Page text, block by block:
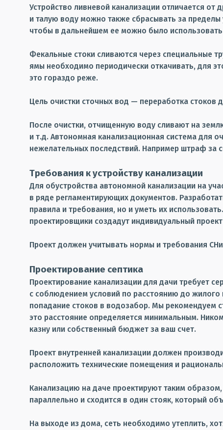
Устройство ливневой канализации отличается
и талую воду можно также сбрасывать за
чтобы в дальнейшем ее можно было использовать
Фекальные стоки сливаются через специальные
ямы необходимо периодически откачивать, для
это гораздо реже.
Цель очистки сточных вод — переработка стоков
После очистки, отчищенную воду сливают на
и т.д. Автономная канализационная система для
нежелательных последствий. Например штраф за
Требования к устройству канализации
Для обустройства автономной канализации на
в ряде регламентирующих документов.
правила и требования, но и уметь их
проектировщики создадут индивидуальный
Проект должен учитывать нормы и требования
Проектирование септика
Проектирование канализации для дачи требует
с соблюдением условий по расстоянию до
попадание стоков в водозабор. Мы рекомендуем
это расстояние определяется минимальным.
казну или собственный бюджет за ваш счет.
Проект внутренней канализации должен
расположить технические помещения и
Канализацию на даче проектируют таким
параллельно и сходится в один стояк, который
На выходе из дома, сеть необходимо утеплить,